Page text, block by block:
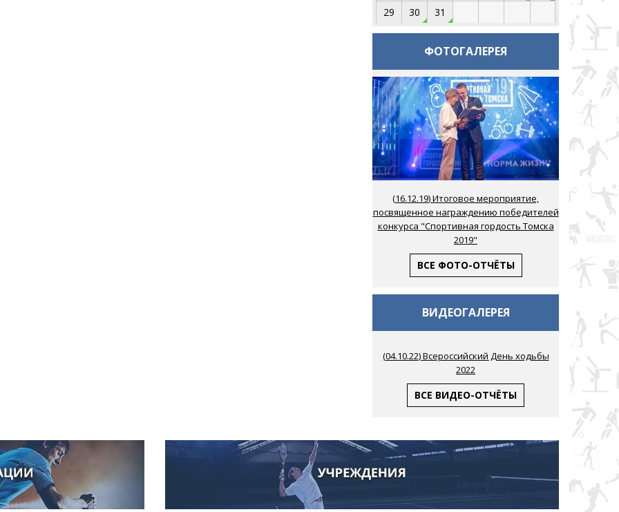
29
30 31
ФОТОГАЛЕРЕЯ
(16.12.19) Итоговое мероприятие,
посвященное награждению победителей
конкурса "Спортивная гордость Томска
2019"
ВСЕ ФОТО-ОТЧЁТЫ
ВИДЕОГАЛЕРЕЯ
(04.10.22) Всероссийский День ходьбы
2022
ВСЕ ВИДЕО-ОТЧЁТЫ